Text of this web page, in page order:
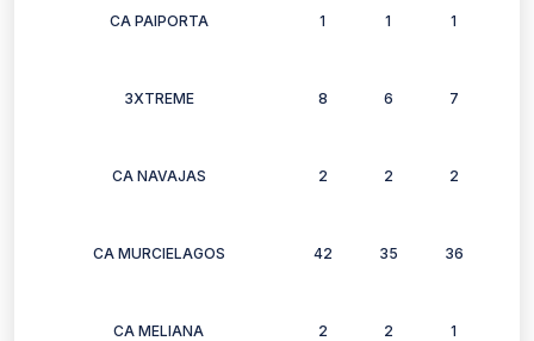
CA PAIPORTA 1 1 1
3XTREME 8 6 7
CA NAVAJAS 2 2 2
CA MURCIELAGOS 42 35 36
CA MELIANA 2 2 1